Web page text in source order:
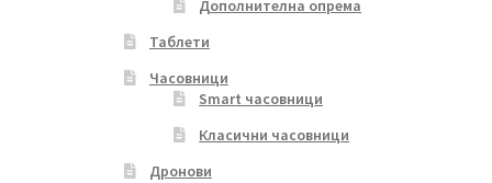
Дополнителна опрема
Таблети
Часовници
Smart часовници
Класични часовници
Дронови